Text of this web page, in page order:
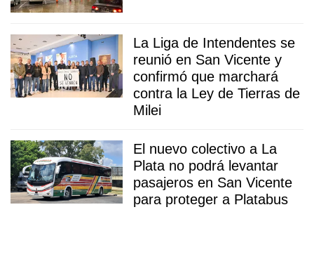
La Liga de Intendentes se
reunió en San Vicente y
confirmó que marchará
contra la Ley de Tierras de
Milei
El nuevo colectivo a La
Plata no podrá levantar
pasajeros en San Vicente
para proteger a Platabus